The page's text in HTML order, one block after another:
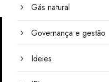
Gás natural
Governança e gestão
Ideies